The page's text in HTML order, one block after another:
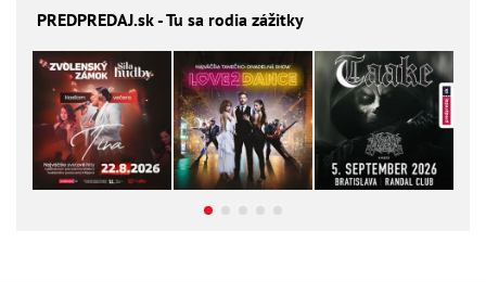
PREDPREDAJ.sk - Tu sa rodia zážitky